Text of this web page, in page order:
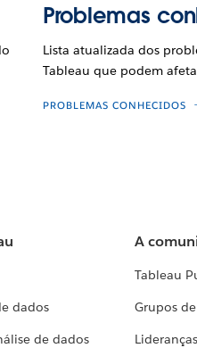
Problemas
Lista atualizada dos
Tableau que podem
PROBLEMAS CONHECIDOS
dados
de dados
A
Tableau
Grupos